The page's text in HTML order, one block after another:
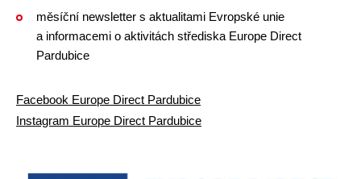
měsíční newsletter s aktualitami Evropské unie
a informacemi o aktivitách střediska Europe Direct
Pardubice
Facebook Europe Direct Pardubice
Instagram Europe Direct Pardubice